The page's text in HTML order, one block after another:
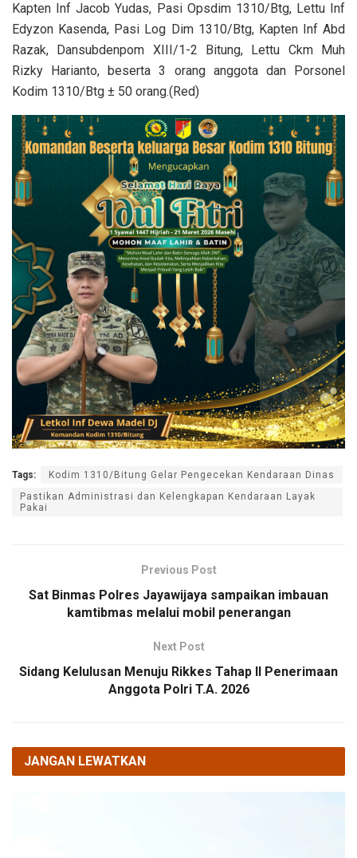
Kapten Inf Jacob Yudas, Pasi Opsdim 1310/Btg, Lettu Inf
Edyzon Kasenda, Pasi Log Dim 1310/Btg, Kapten Inf Abd
Razak, Dansubdenpom XIII/1-2 Bitung, Lettu Ckm Muh
Rizky Harianto, beserta 3 orang anggota dan Porsonel
Kodim 1310/Btg ± 50 orang.(Red)
Tags:
Kodim 1310/Bitung Gelar Pengecekan Kendaraan Dinas
Pastikan Administrasi dan Kelengkapan Kendaraan Layak
Pakai
Previous Post
Sat Binmas Polres Jayawijaya sampaikan imbauan
kamtibmas melalui mobil penerangan
Next Post
Sidang Kelulusan Menuju Rikkes Tahap II Penerimaan
Anggota Polri T.A. 2026
JANGAN LEWATKAN